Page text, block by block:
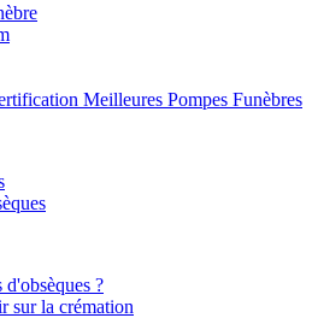
Meilleures Pompes Funèbres
?
sur la crémation